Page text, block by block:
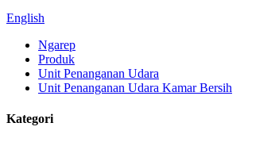
English
Ngarep
Produk
Unit Penanganan Udara
Unit Penanganan Udara Kamar Bersih
Kategori